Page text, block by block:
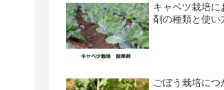
キャベツ栽培
剤の種類と使い
ごぼう栽培に